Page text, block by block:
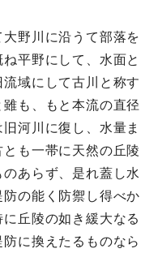
野川に沿うて部落を
平野にして、水面と
域にして古川と称す
も、もと本流の直径
河川に復し、水量ま
も一帯に天然の丘陵
あらず、是れ蓋し水
の能く防禦し得べか
丘陵の如き緩大なる
に換えたるものなら